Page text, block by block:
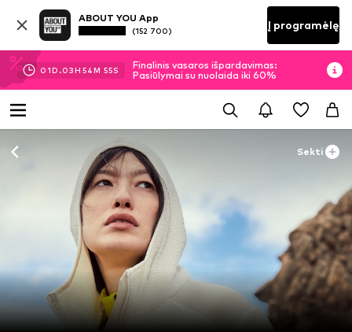
ABOUT YOU App
(152 700) Į programėlę
01D.03H 54M 55S
Finalinis vasaros išpardavimas:
Pasiūlymai su nuolaida iki 60%
Sekti